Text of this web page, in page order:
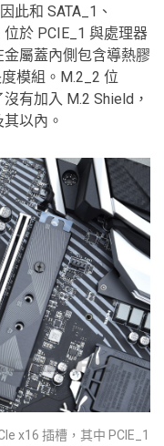
此和 SATA_1、
位於 PCIE_1 與處理器
屬蓋內側包含導熱膠
模組。M.2_2 位
有加入 M.2 Shield，
以內。
x16 插槽，其中 PCIE_1